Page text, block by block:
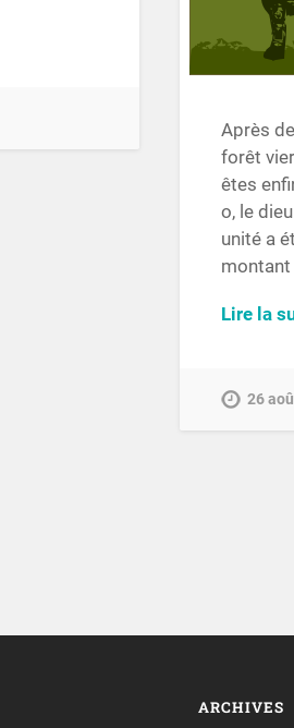
Après
forêt
êtes
o, le
unité a
montant
Lire la
26
ARCHIVES